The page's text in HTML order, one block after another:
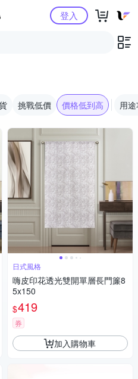
Yahoo購物中心登入
挑戰低價 價格低到高 用
日式風格
嗨皮印花透光雙開單層長門簾8
5x150
$419
券
加入購物車